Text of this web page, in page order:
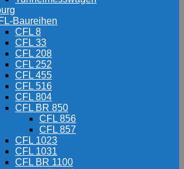
Baureihen
CFL 8
CFL 33
CFL 208
CFL 252
CFL 455
CFL 516
CFL 804
CFL BR 850
CFL 856
CFL 857
CFL 1023
CFL 1031
CFL BR 1100